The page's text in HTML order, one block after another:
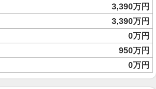
3,390万円
3,390万円
0万円
950万円
0万円